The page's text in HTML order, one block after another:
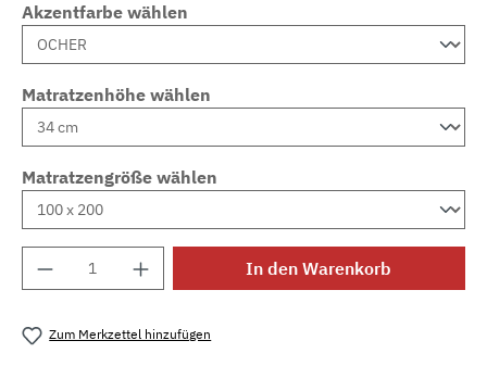
Akzentfarbe wählen
Matratzenhöhe wählen
Matratzengröße wählen
Produkt Anzahl: Gib den gewünschten
In den Warenkorb
Zum Merkzettel hinzufügen